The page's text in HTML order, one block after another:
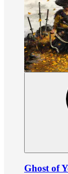
Ghost of